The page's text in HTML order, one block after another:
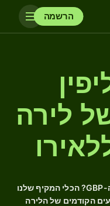
הרשמה
לירה
מחפשים שערי חליפין היסטוריים של ה-GBP? הכלי המקיף שלנו
הקודמים של הלירה